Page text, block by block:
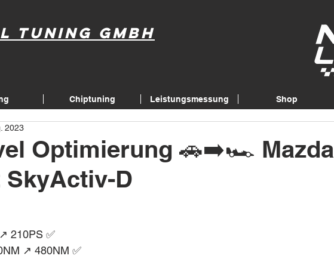
Tuning GmbH
Chiptuning Leistungsmessung Shop
Optimierung 🚗➡️🏎 Mazda
SkyActiv-D
2023
210PS ✅
↗️ 480NM ✅